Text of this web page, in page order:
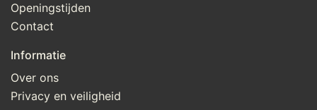
Openingstijden
Contact
Informatie
Over ons
Privacy en veiligheid